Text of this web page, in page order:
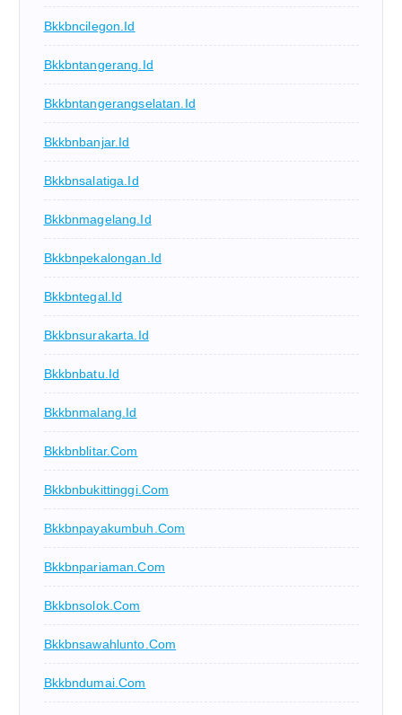
Bkkbncilegon.id
Bkkbntangerang.id
Bkkbntangerangselatan.id
Bkkbnbanjar.id
Bkkbnsalatiga.id
Bkkbnmagelang.id
Bkkbnpekalongan.id
Bkkbntegal.id
Bkkbnsurakarta.id
Bkkbnbatu.id
Bkkbnmalang.id
Bkkbnblitar.com
Bkkbnbukittinggi.com
Bkkbnpayakumbuh.com
Bkkbnpariaman.com
Bkkbnsolok.com
Bkkbnsawahlunto.com
Bkkbndumai.com